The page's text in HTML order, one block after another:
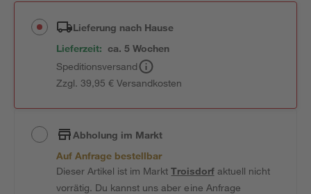
Lieferung nach Hause
Lieferzeit: ca. 5 Wochen
Speditionsversand
Zzgl. 39,95 € Versandkosten
Abholung im Markt
Auf Anfrage bestellbar
Dieser Artikel ist im MarktTroisdorfaktuell nicht
vorrätig. Du kannst uns aber eine Anfrage